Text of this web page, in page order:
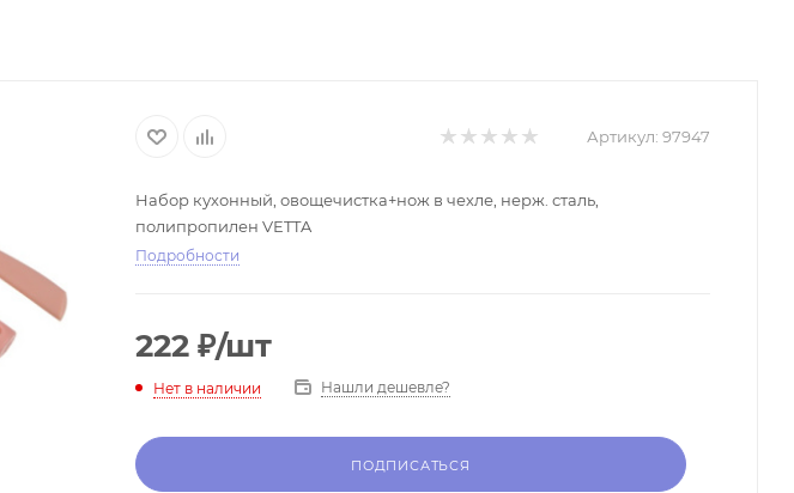
Артикул: 97947
Набор кухонный, овощечистка+нож в чехле, нерж. сталь,
полипропилен VETTA
Подробности
222 ₽/шт
Нет в наличии Нашли дешевле?
ПОДПИСАТЬСЯ